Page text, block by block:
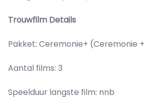
Trouwfilm Details
Pakket: Ceremonie+ (Ceremonie
Aantal films: 3
Speelduur langste film: nnb